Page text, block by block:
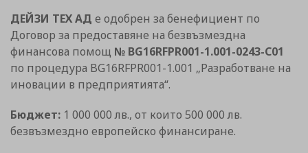
ДЕЙЗИ ТЕХ АД е одобрен за бенефициент по
Договор за предоставяне на безвъзмездна
финансова помощ № BG16RFPR001-1.001-0243-C01
по процедура BG16RFPR001-1.001 „Разработване на
иновации в предприятията“.
Бюджет: 1 000 000 лв., от които 500 000 лв.
безвъзмездно европейско финансиране.